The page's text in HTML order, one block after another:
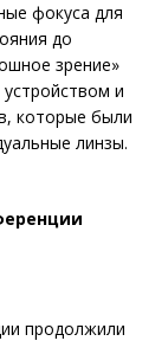
фокуса для
до
зрение»
и
которые были
линзы.
продолжили